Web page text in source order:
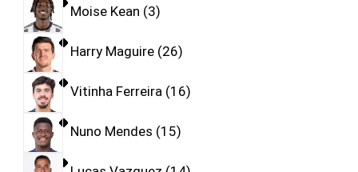
Moise Kean 3
Harry Maguire 26
Vitinha Ferreira 16
Nuno Mendes 15